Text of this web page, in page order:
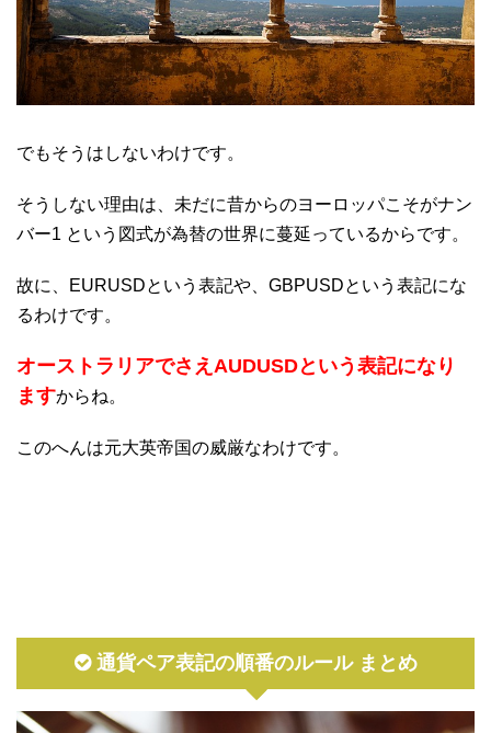
でもそうはしないわけです。
そうしない理由は、未だに昔からのヨーロッパこそがナン
バー1 という図式が為替の世界に蔓延っているからです。
故に、EURUSDという表記や、GBPUSDという表記にな
るわけです。
オーストラリアでさえAUDUSDという表記になり
ますからね。
このへんは元大英帝国の威厳なわけです。
通貨ペア表記の順番のルール まとめ